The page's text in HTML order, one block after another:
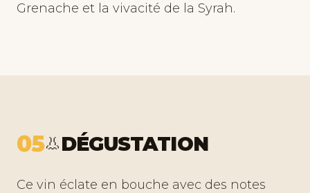
Grenache et la vivacité de la Syrah.
05👃DÉGUSTATION
Ce vin éclate en bouche avec des notes